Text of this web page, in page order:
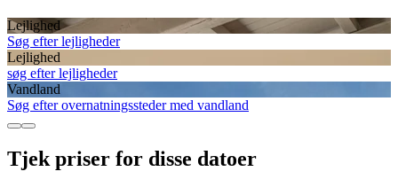
Lejlighed
Søg efter lejligheder
Lejlighed
søg efter lejligheder
Vandland
Søg efter overnatningssteder med vandland
Tjek priser for disse datoer